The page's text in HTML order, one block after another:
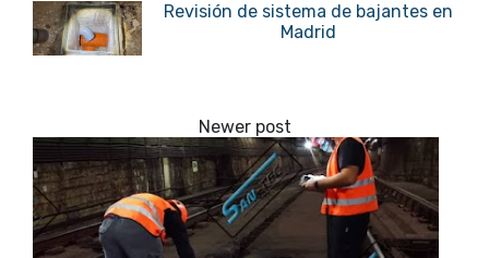
Revisión de sistema de bajantes en
Madrid